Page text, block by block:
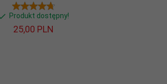
Produkt dostępny!
25,00 PLN